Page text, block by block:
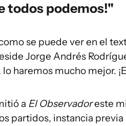
todos podemos!"
se puede ver en el
Jorge Andrés
haremos mucho mejor.
a El Observadoreste
partidos, instancia